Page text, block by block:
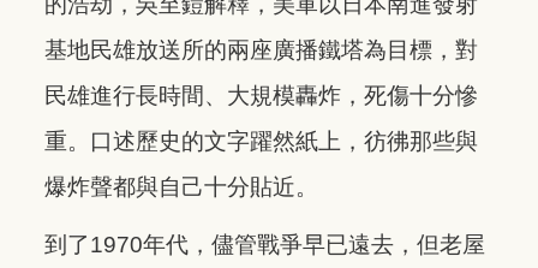
基地民雄放送所的兩座廣播鐵塔為目標，對
民雄進行長時間、大規模轟炸，死傷十分慘
重。口述歷史的文字躍然紙上，彷彿那些與
爆炸聲都與自己十分貼近。
到了1970年代，儘管戰爭早已遠去，但老屋